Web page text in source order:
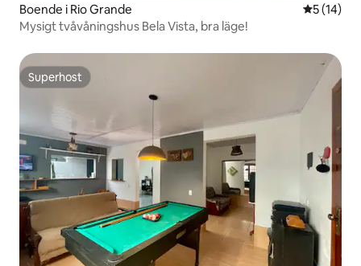
Boende i Rio Grande 5 av 5 i
5 (14)
Mysigt tvåvåningshus Bela Vista, bra läge!
Superhost
Superhost